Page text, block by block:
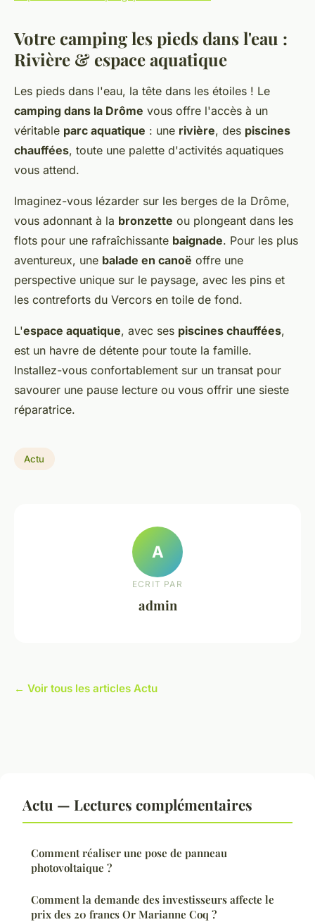
Votre camping les pieds dans l'eau :
Rivière & espace aquatique
Les pieds dans l'eau, la tête dans les étoiles ! Le
camping dans la Drôme vous offre l'accès à un
véritable parc aquatique : une rivière, des piscines
chauffées, toute une palette d'activités aquatiques
vous attend.
Imaginez-vous lézarder sur les berges de la Drôme,
vous adonnant à la bronzette ou plongeant dans les
flots pour une rafraîchissante baignade. Pour les plus
aventureux, une balade en canoë offre une
perspective unique sur le paysage, avec les pins et
les contreforts du Vercors en toile de fond.
L'espace aquatique, avec ses piscines chauffées,
est un havre de détente pour toute la famille.
Installez-vous confortablement sur un transat pour
savourer une pause lecture ou vous offrir une sieste
réparatrice.
Actu
A
ECRIT PAR
admin
← Voir tous les articles Actu
Actu — Lectures complémentaires
Comment réaliser une pose de panneau
photovoltaique ?
Comment la demande des investisseurs affecte le
prix des 20 francs Or Marianne Coq ?